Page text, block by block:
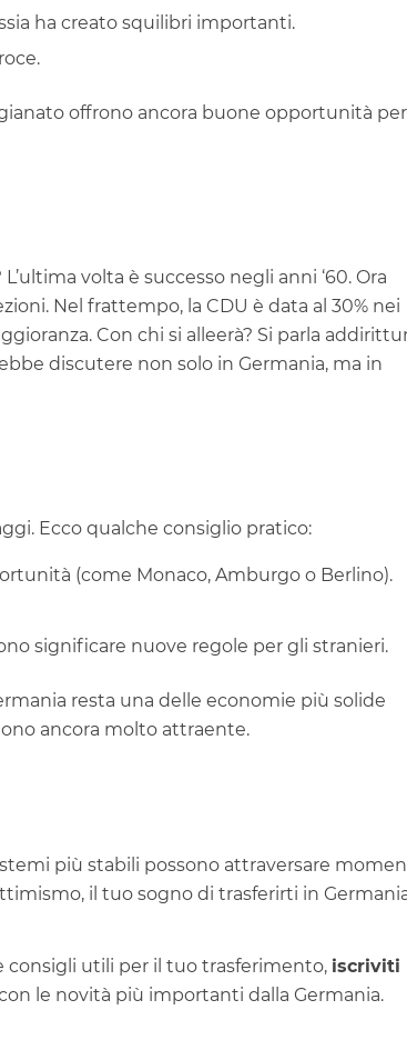
ha creato squilibri importanti.
offrono ancora buone opportunità per
volta è successo negli anni ‘60. Ora
Nel frattempo, la CDU è data al 30% nei
Con chi si alleerà? Si parla
discutere non solo in Germania, ma in
Ecco qualche consiglio pratico:
(come Monaco, Amburgo o Berlino).
significare nuove regole per gli stranieri.
resta una delle economie più solide
ancora molto attraente.
più stabili possono attraversare
il tuo sogno di trasferirti in
consigli utili per il tuo trasferimento, iscriviti
le novità più importanti dalla Germania.